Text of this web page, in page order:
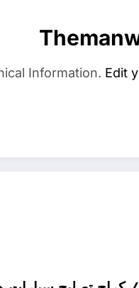
Information. Edit